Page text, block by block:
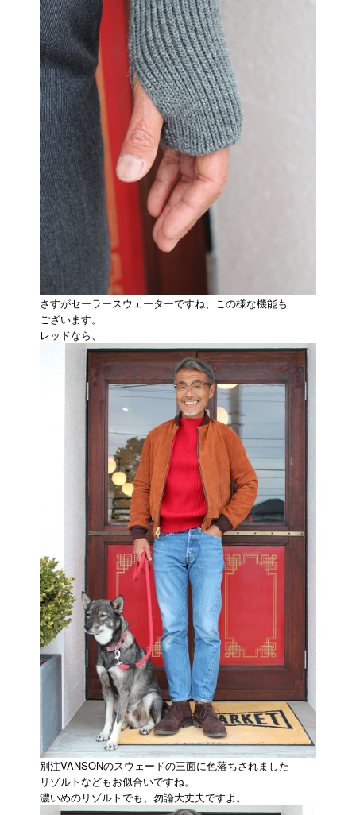
さすがセーラースウェーターですね、この様な機能も
ございます。
レッドなら、
別注VANSONのスウェードの三面に色落ちされました
リゾルトなどもお似合いですね。
濃いめのリゾルトでも、勿論大丈夫ですよ。